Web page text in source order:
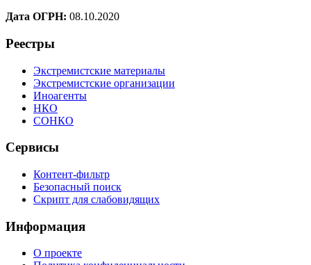
Дата ОГРН: 08.10.2020
Реестры
Экстремистские материалы
Экстремистские организации
Иноагенты
НКО
СОНКО
Сервисы
Контент-фильтр
Безопасный поиск
Скрипт для слабовидящих
Информация
О проекте